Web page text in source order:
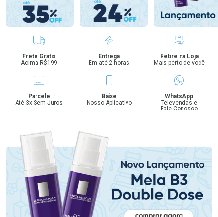
Benefícios
Frete Grátis
Acima R$199
Entrega
Em até 2 horas
Retire na Loja
Mais perto de você
Parcele
Até 3x Sem Juros
Baixe
Nosso Aplicativo
WhatsApp
Televendas e
Fale Conosco